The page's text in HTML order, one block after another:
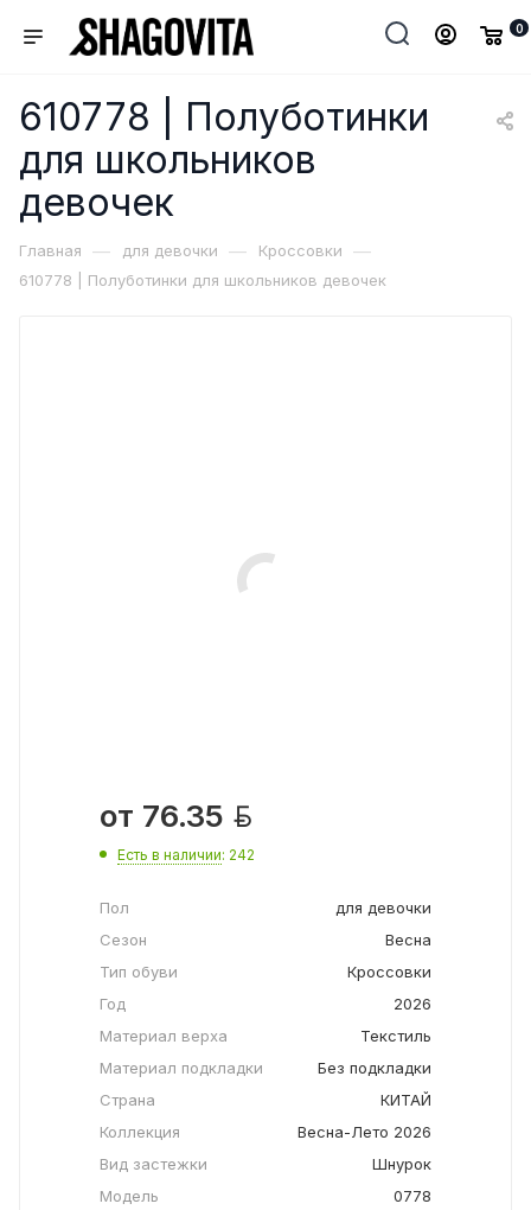
0
610778 | Полуботинки
для школьников
девочек
Главная — для девочки — Кроссовки —
610778 | Полуботинки для школьников девочек
от 76.35 
Есть в наличии: 242
Пол
для девочки
Сезон
Весна
Тип обуви
Кроссовки
Год
2026
Материал верха
Текстиль
Материал подкладки
Без подкладки
Страна
КИТАЙ
Коллекция
Весна-Лето 2026
Вид застежки
Шнурок
Модель
0778